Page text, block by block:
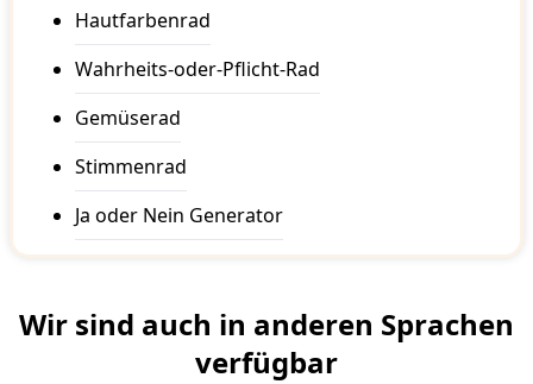
Hautfarbenrad
Wahrheits-oder-Pflicht-Rad
Gemüserad
Stimmenrad
Ja oder Nein Generator
Wir sind auch in anderen Sprachen
verfügbar